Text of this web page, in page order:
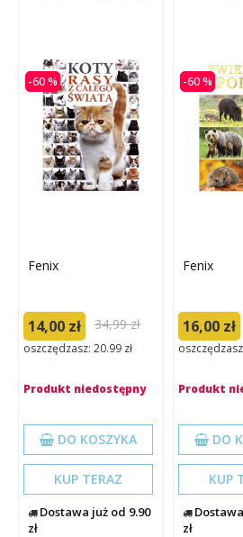
-60 %
Fenix
14,00 zł 34,99 zł
oszczędzasz: 20.99 zł
Produkt niedostępny
DO KOSZYKA
KUP TERAZ
Dostawa już od 9.90
zł
-60 %
Fenix
16,00 zł
Produkt
DO
KUP
zł